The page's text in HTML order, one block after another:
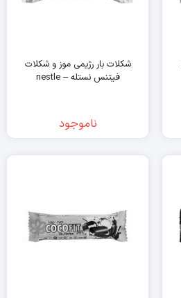
شکلات بار رژیمی موز و شکلات
فیتنس نستله – nestle
ناموجود